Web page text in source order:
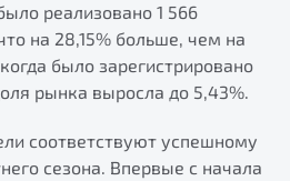
седан
выгодах при покупке
на дорогах с программой
реализовано 1 566
на 28,15% больше, чем на
было зарегистрировано
рынка выросла до 5,43%.
соответствуют успешному
сезона. Впервые с начала